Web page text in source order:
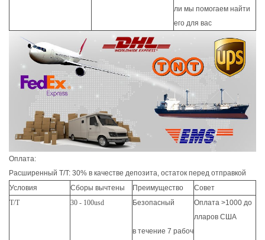
ли мы помогаем найти
его для вас
Оплата:
Расширенный T/T: 30% в качестве депозита, остаток перед отправкой
Условия
Сборы вычтены Преимущество
Совет
T/T
30 - 100usd Безопасный
в течение 7 рабоч
Оплата >1000 до
лларов США